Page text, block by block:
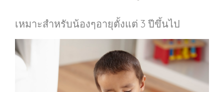
เหมาะสำหรับน้องๆอายุตั้งแต่ 3 ปีขึ้นไป